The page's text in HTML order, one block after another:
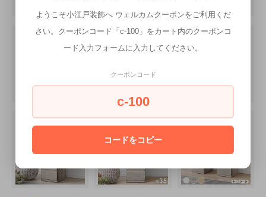
ようこそ小江戸装飾へ ウェルカムクーポンをご利用くだ
さい。クーポンコード「c-100」をカート内のクーポンコ
ード入力フォームに入力してください。
クーポンコード
c-100
コードをコピー